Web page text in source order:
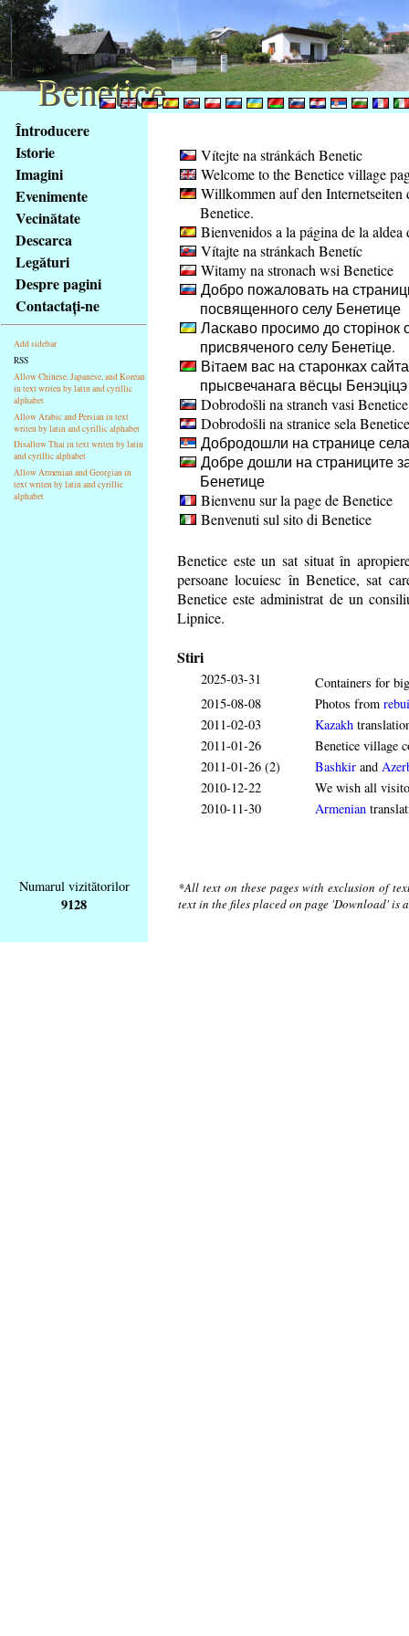
Na
obsah
stránky
Klávesové
zkratky
tomto
webu
základní
Hlavní
strana
Întroducere
Istorie
Imagini
Evenimente
Vecinătate
Descarca
Legături
Despre pagini
Contactaţi-ne
Add sidebar
RSS
Allow Chinese, Japanese, and Korean
in text writen by latin and cyrillic
alphabet
Allow Arabic and Persian in text
writen by latin and cyrillic alphabet
Disallow Thai in text writen by latin
and cyrillic alphabet
Allow Armenian and Georgian in
text writen by latin and cyrillic
alphabet
Vítejte na stránkách Benetic
Welcome to the Benetice village
Willkommen auf den Internetseiten
Benetice.
Bienvenidos a la página de la aldea
Vítajte na stránkach Benetíc
Witamy na stronach wsi Benetice
Добро пожаловать на
посвященного селу Бенетице
Ласкаво просимо до сторінок
присвяченого селу Бенетiце.
Вiтаем вас на старонках
прысвечанага вёсцы Бенэцiцэ
Dobrodošli na straneh vasi Benetice
Dobrodošli na stranice sela Benetice
Добродошли на странице
Добре дошли на страниците
Бенетице
Bienvenu sur la page de Benetice
Benvenuti sul sito di Benetice
Benetice este un sat situat în
persoane locuiesc în Benetice, sat
Benetice este administrat de un
Lipnice.
Stiri
2025-03-31
Containers for
2015-08-08
Photos from
2011-02-03
Kazakh
2011-01-26
Benetice village
2011-01-26 (2)
Bashkir and
2010-12-22
We wish all
2010-11-30
Armenian
Numarul vizitătorilor
9128
*All text on these pages with exclusion of
text in the files placed on page 'Download'
Benetice
Benetice